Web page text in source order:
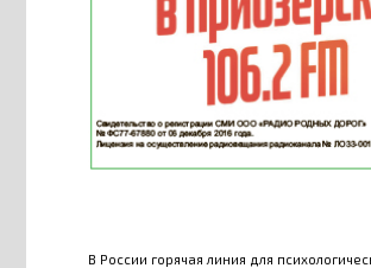
В России горячая линия для